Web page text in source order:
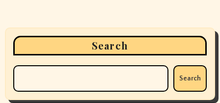
Search
Search